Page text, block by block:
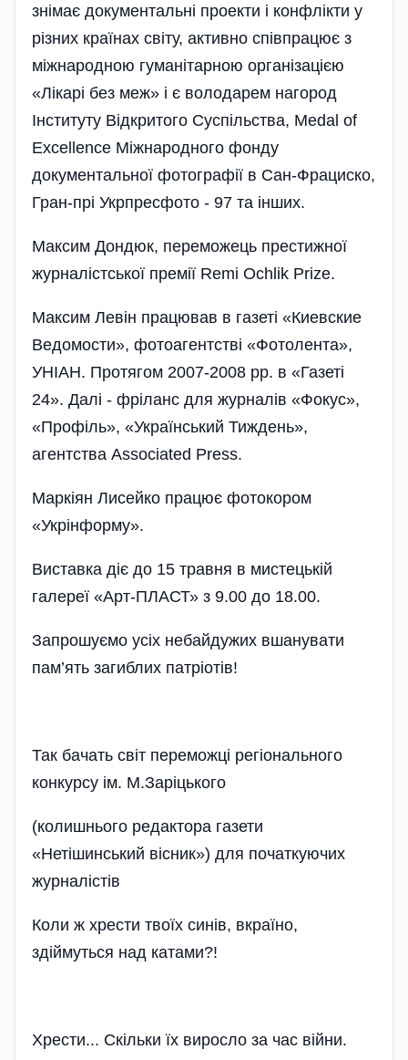
знімає документальні проекти і конфлікти у
різних країнах світу, активно співпрацює з
міжнародною гуманітарною органі­зацією
«Лікарі без меж» і є володарем нагород
Інституту Відкритого Суспільства, Medal of
Excellence Міжнародного фонду
документальної фотографії в Сан-Фрациско,
Гран-прі Укрпресфото - 97 та інших.
Максим Дондюк, переможець престижної
журналістської премії Remi Ochlik Prize.
Максим Левін працював в газеті «Киевские
Ведомости», фотоагент­стві «Фотолента»,
УНІАН. Протягом 2007-2008 рр. в «Газеті
24». Далі - фріланс для журналів «Фокус»,
«Профіль», «Український Тиждень»,
агентства Associated Press.
Маркіян Лисейко працює фотокором
«Укрінформу».
Виставка діє до 15 травня в мистецькій
галереї «Арт-ПЛАСТ» з 9.00 до 18.00.
Запрошуємо усіх небайдужих вшанувати
пам’ять загиблих патріотів!
Так бачать свiт переможцi регiонального
конкурсу iм. М.Зарiцького
(колишнього редактора газети
«Нетiшинський вiсник») для початкуючих
журналiстiв
Коли ж хрести твоїх синів, вкраїно,
здіймуться над катами?!
Хрести... Скільки їх виросло за час війни.